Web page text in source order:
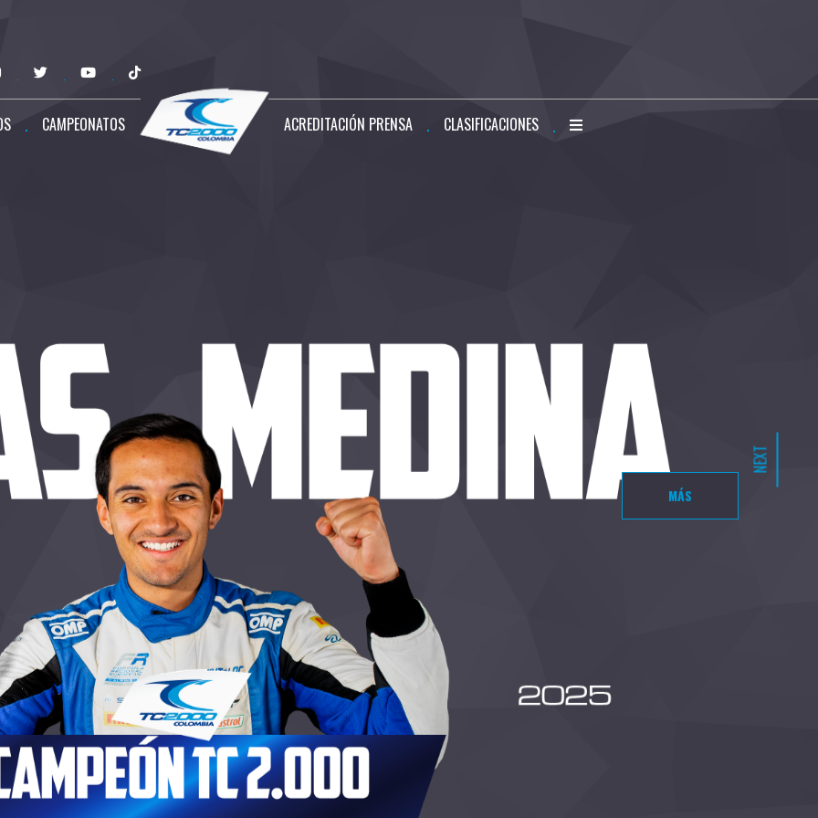
CAMPEONATOS ACREDITACIÓN PRENSA CLASIFICACIONES
MÁS
NEXT